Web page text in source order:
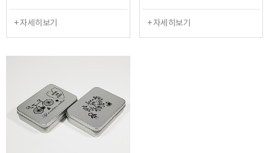
+ 자세히보기 + 자세히보기